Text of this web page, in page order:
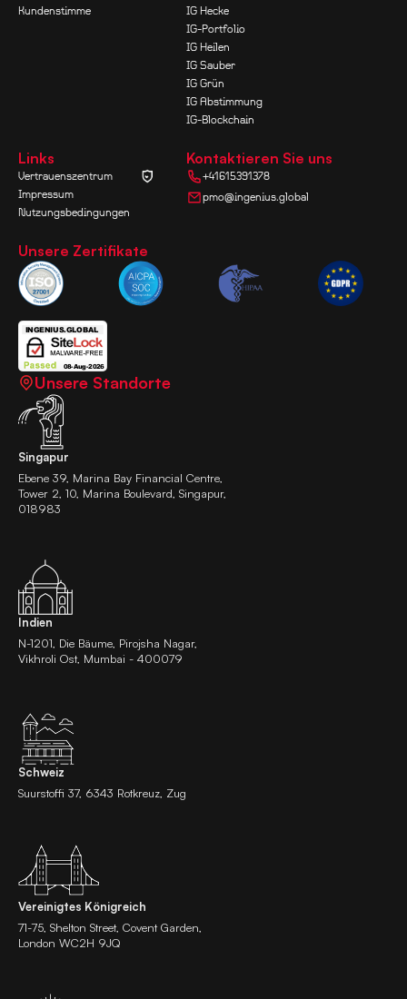
Kundenstimme
IG Hecke
IG-Portfolio
IG Heilen
IG Sauber
IG Grün
IG Abstimmung
IG-Blockchain
Links
Vertrauenszentrum
Impressum
Nutzungsbedingungen
Kontaktieren Sie uns
+41615391378
pmo@ingenius.global
Unsere Zertifikate
Unsere Standorte
Singapur
Ebene 39, Marina Bay Financial Centre,
Tower 2, 10, Marina Boulevard, Singapur,
018983
Indien
N-1201, Die Bäume, Pirojsha Nagar,
Vikhroli Ost, Mumbai - 400079
Schweiz
Suurstoffi 37, 6343 Rotkreuz, Zug
Vereinigtes Königreich
71-75, Shelton Street, Covent Garden,
London WC2H 9JQ